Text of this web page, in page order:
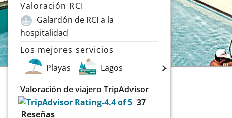
Valoración RCI
Galardón de RCI a la
hospitalidad
Los mejores servicios
Playas
Lagos
Valoración de viajero TripAdvisor
37
Reseñas